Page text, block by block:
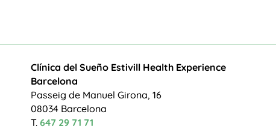
Clínica del Sueño Estivill Health Experience
Barcelona
Passeig de Manuel Girona, 16
08034 Barcelona
T.647 29 71 71